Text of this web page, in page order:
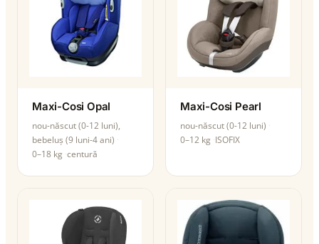
Maxi-Cosi Opal
nou-născut (0-12 luni),
bebeluș (9 luni-4 ani)
0–18 kg centură
Maxi-Cosi Pearl
nou-născut (0-12 luni)
0–12 kg ISOFIX